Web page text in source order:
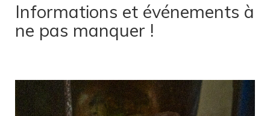
Informations et événements à
ne pas manquer !